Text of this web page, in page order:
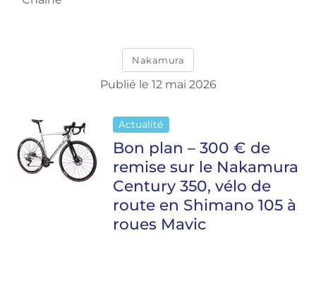
Nakamura
Publié le 12 mai 2026
Actualité
Bon plan – 300 € de
remise sur le Nakamura
Century 350, vélo de
route en Shimano 105 à
roues Mavic